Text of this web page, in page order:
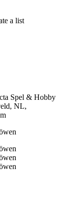
a list
Spel & Hobby
NL,